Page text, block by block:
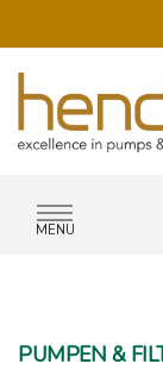
MENU
PUMPEN &